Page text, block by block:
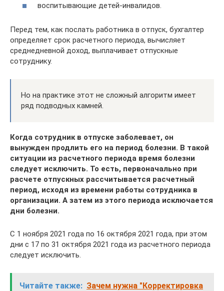
воспитывающие детей-инвалидов.
Перед тем, как послать работника в отпуск, бухгалтер
определяет срок расчетного периода, вычисляет
среднедневной доход, выплачивает отпускные
сотруднику.
Но на практике этот не сложный алгоритм имеет
ряд подводных камней.
Когда сотрудник в отпуске заболевает, он
вынужден продлить его на период болезни. В такой
ситуации из расчетного периода время болезни
следует исключить. То есть, первоначально при
расчете отпускных рассчитывается расчетный
период, исходя из времени работы сотрудника в
организации. А затем из этого периода исключается
дни болезни.
С 1 ноября 2021 года по 16 октября 2021 года, при этом
дни с 17 по 31 октября 2021 года из расчетного периода
следует исключить.
Читайте также: Зачем нужна "Корректировка